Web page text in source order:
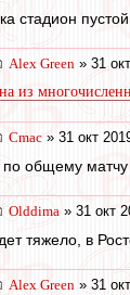
стадион пустой.
Alex Green » 31
из
Cmac » 31 окт
общему матчу
Olddima » 31 окт
тяжело, в
Alex Green » 31